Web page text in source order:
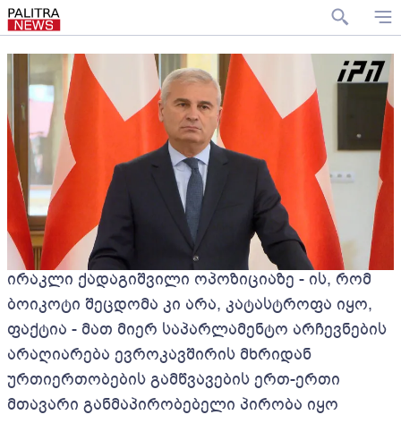
ირაკლი ქადაგიშვილი ოპოზიციაზე - ის, რომ
ბოიკოტი შეცდომა კი არა, კატასტროფა იყო,
ფაქტია - მათ მიერ საპარლამენტო არჩევნების
არაღიარება ევროკავშირის მხრიდან
ურთიერთობების გამწვავების ერთ-ერთი
მთავარი განმაპირობებელი პირობა იყო